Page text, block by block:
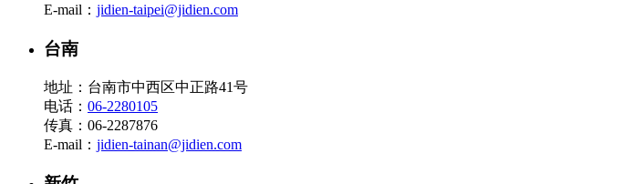
E-mail： jidien-taipei@jidien.com
台南
地址：台南市中西区中正路41号
电话： 06-2280105
传真：06-2287876
E-mail： jidien-tainan@jidien.com